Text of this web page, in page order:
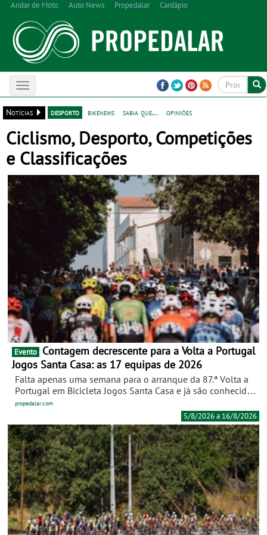
Andar de Moto Auto News Propedalar Cardápio
Toggle
navigation
Notícias
desporto bikenews sabia que... opiniões
Ciclismo, Desporto, Competições
e Classificações
Evento
Jogos Santa Casa: as 17 equipas de 2026
Falta apenas uma semana para o arranque da 87.ª Volta a
Portugal em Bicicleta Jogos Santa Casa e já são conhecidas
as 17 equipas que vão disputar a maior corrida do
calendário velocipédico nacional entre 5 e 16 de agosto. A
edição de 2026 contará com mais uma equipa do que no
ano passado, reunindo formações de seis países e dos três
principais escalões do ciclismo internacional.
propedalar.com
5/8/2026 a 16/8/2026